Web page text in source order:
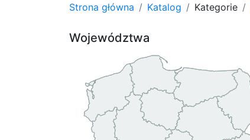
Strona główna Katalog Kategorie
Województwa